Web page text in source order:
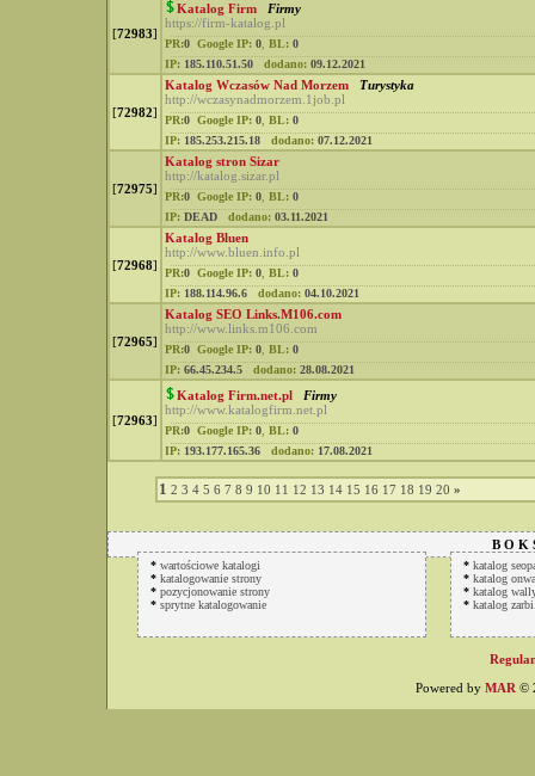
[72983]
Katalog Firm
Firmy
https://firm-katalog.pl
PR:0 Google IP: 0 BL: 0
IP: 185.110.51.50 dodano: 09.12.2021
[72982]
Katalog Wczasów Nad Morzem
Turystyka
http://wczasynadmorzem.1job.pl
PR:0 Google IP: 0 BL: 0
IP: 185.253.215.18 dodano: 07.12.2021
[72975]
Katalog stron Sizar
http://katalog.sizar.pl
PR:0 Google IP: 0 BL: 0
IP: DEAD dodano: 03.11.2021
[72968]
Katalog Bluen
http://www.bluen.info.pl
PR:0 Google IP: 0 BL: 0
IP: 188.114.96.6 dodano: 04.10.2021
[72965]
Katalog SEO Links.M106.com
http://www.links.m106.com
PR:0 Google IP: 0 BL: 0
IP: 66.45.234.5 dodano: 28.08.2021
[72963]
Katalog Firm.net.pl
Firmy
http://www.katalogfirm.net.pl
PR:0 Google IP: 0 BL: 0
IP: 193.177.165.36 dodano: 17.08.2021
1 2 3 4 5 6 7 8 9 10 11 12 13 14 15 16 17 18 19 20 »
B O K
* wartościowe katalogi
* katalogowanie strony
* pozycjonowanie strony
* sprytne katalogowanie
* katalog
* katalog
* katalog
* katalog
Powered by MAR ©